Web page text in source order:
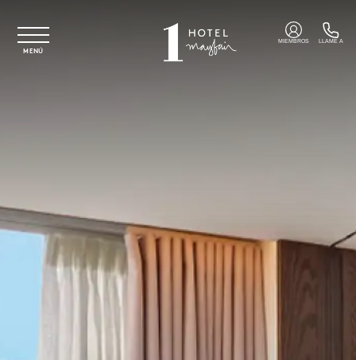
MENÚ
MIEMBROS LLAME A